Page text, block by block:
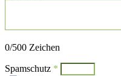
0/500 Zeichen
Spamschutz *